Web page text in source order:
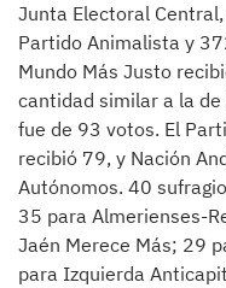
Junta Electoral
Partido Animalista y
Mundo Más Justo
cantidad similar a la
fue de 93 votos. El
recibió 79, y Nación
Autónomos. 40
35 para Almerienses-
Jaén Merece Más; 29
para Izquierda